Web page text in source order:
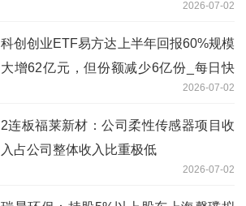
2026-07-02
科创创业ETF易方达上半年回报60%规模
大增62亿元，但份额减少6亿份_每日快
2026-07-02
2连板福莱新材：公司柔性传感器项目收
入占公司整体收入比重极低
2026-07-02